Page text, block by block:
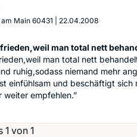
Main 60431 22.04.2008
man total nett
man total nett
ruhig,sodass niemand mehr
einfühlsam und beschäftigt sich
weiter empfehlen.”
1 von 1